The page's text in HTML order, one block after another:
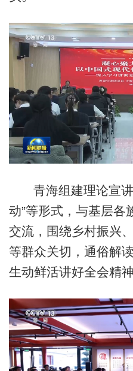
青海组建理论宣
动”等形式，与基层各
交流，围绕乡村振兴
等群众关切，通俗解
生动鲜活讲好全会精神